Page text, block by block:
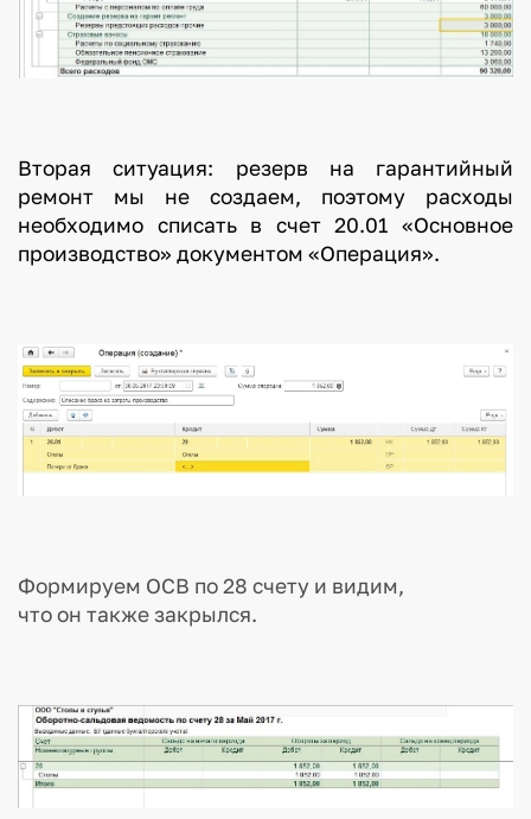
Вторая ситуация: резерв на гарантийный
ремонт мы не создаем, поэтому расходы
необходимо списать в счет 20.01 «Основное
производство» документом «Операция».
Формируем ОСВ по 28 счету и видим,
что он также закрылся.